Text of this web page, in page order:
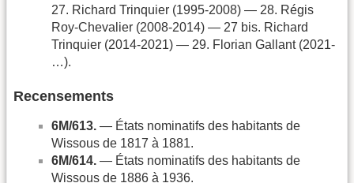
27. Richard Trinquier (1995-2008) — 28. Régis
Roy-Chevalier (2008-2014) — 27 bis. Richard
Trinquier (2014-2021) — 29. Florian Gallant (2021-
…).
Recensements
6M/613. — États nominatifs des habitants de
Wissous de 1817 à 1881.
6M/614. — États nominatifs des habitants de
Wissous de 1886 à 1936.